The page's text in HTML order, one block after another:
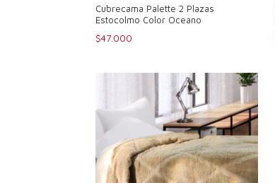
Cubrecama Palette 2 Plazas
Estocolmo Color Oceano
$47.000